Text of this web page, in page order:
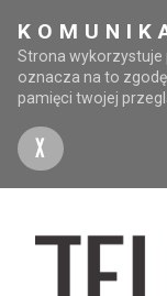
Strona wykorzystuje
oznacza na to
pamięci twojej
X